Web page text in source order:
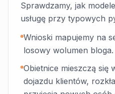
Sprawdzamy, jak
usługę przy typowych
Wnioski mapujemy na
losowy wolumen bloga.
Obietnice mieszczą się
dojazdu klientów,